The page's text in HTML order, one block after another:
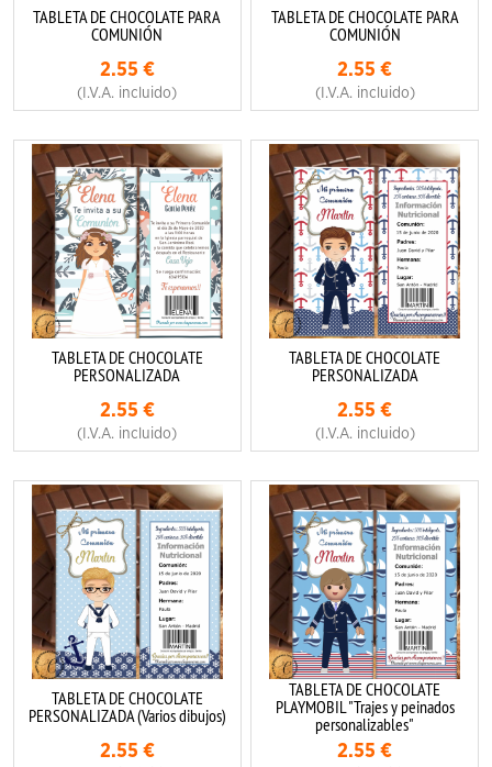
TABLETA DE CHOCOLATE PARA
COMUNIÓN
2.55 €
(I.V.A. incluido)
TABLETA DE CHOCOLATE PARA
COMUNIÓN
2.55 €
(I.V.A. incluido)
TABLETA DE CHOCOLATE
PERSONALIZADA
2.55 €
(I.V.A. incluido)
TABLETA DE CHOCOLATE
PERSONALIZADA
2.55 €
(I.V.A. incluido)
TABLETA DE CHOCOLATE
PERSONALIZADA (Varios dibujos)
2.55 €
TABLETA DE CHOCOLATE
PLAYMOBIL "Trajes y peinados
personalizables"
2.55 €